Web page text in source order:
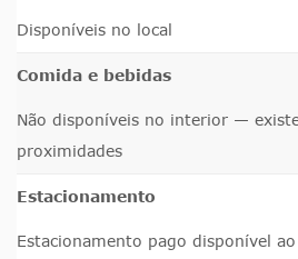
Disponíveis no local
Comida e bebidas
Não disponíveis no interior —
proximidades
Estacionamento
Estacionamento pago disponível